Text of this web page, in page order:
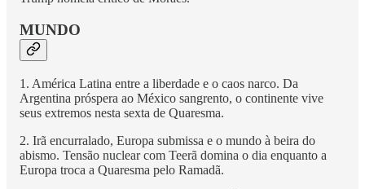
MUNDO
1. América Latina entre a liberdade e o caos narco. Da
Argentina próspera ao México sangrento, o continente vive
seus extremos nesta sexta de Quaresma.
2. Irã encurralado, Europa submissa e o mundo à beira do
abismo. Tensão nuclear com Teerã domina o dia enquanto a
Europa troca a Quaresma pelo Ramadã.